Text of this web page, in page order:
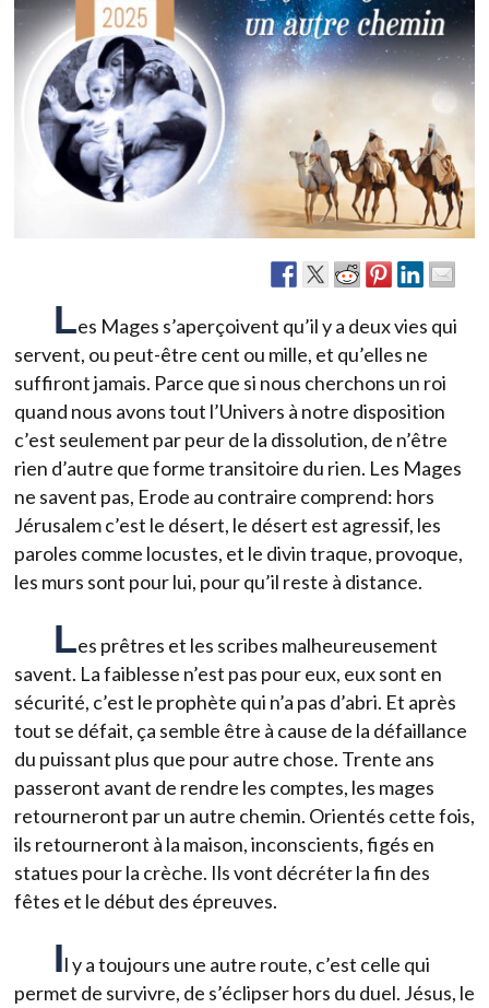
Les Mages s’aperçoivent qu’il y a deux vies qui
servent, ou peut-être cent ou mille, et qu’elles ne
suffiront jamais. Parce que si nous cherchons un roi
quand nous avons tout l’Univers à notre disposition
c’est seulement par peur de la dissolution, de n’être
rien d’autre que forme transitoire du rien. Les Mages
ne savent pas, Erode au contraire comprend: hors
Jérusalem c’est le désert, le désert est agressif, les
paroles comme locustes, et le divin traque, provoque,
les murs sont pour lui, pour qu’il reste à distance.
Les prêtres et les scribes malheureusement
savent. La faiblesse n’est pas pour eux, eux sont en
sécurité, c’est le prophète qui n’a pas d’abri. Et après
tout se défait, ça semble être à cause de la défaillance
du puissant plus que pour autre chose. Trente ans
passeront avant de rendre les comptes, les mages
retourneront par un autre chemin. Orientés cette fois,
ils retourneront à la maison, inconscients, figés en
statues pour la crèche. Ils vont décréter la fin des
fêtes et le début des épreuves.
Il y a toujours une autre route, c’est celle qui
permet de survivre, de s’éclipser hors du duel. Jésus, le